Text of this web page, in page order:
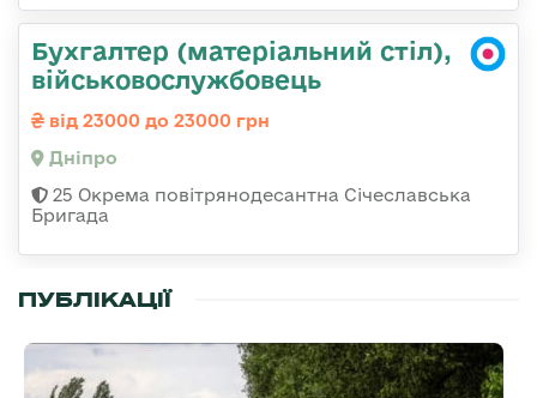
Бухгалтер (матеріальний стіл),
військовослужбовець
від 23000 до 23000 грн
Дніпро
25 Окрема повітрянодесантна Січеславська
Бригада
ПУБЛІКАЦІЇ